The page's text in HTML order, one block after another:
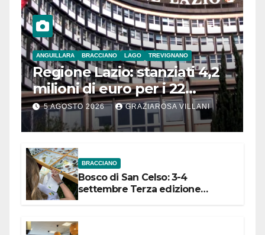
ANGUILLARA BRACCIANO LAGO TREVIGNANO
Regione Lazio: stanziati 4,2
milioni di euro per i 22
Comuni dell’Etruria
Meridionale
5 AGOSTO 2026 GRAZIAROSA VILLANI
BRACCIANO
Bosco di San Celso: 3-4
settembre Terza edizione